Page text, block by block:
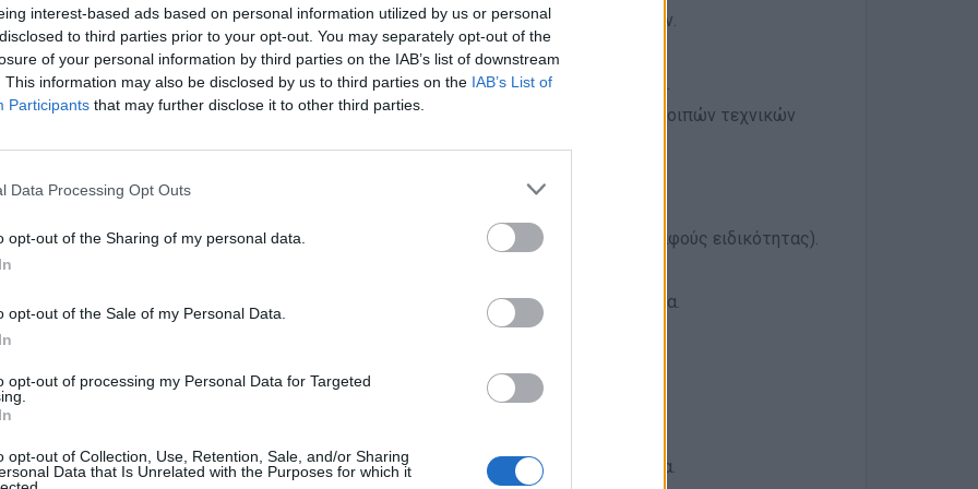
interest-based ads based on personal information utilized by us or personal
to third parties prior to your opt-out. You may separately opt-out of the
of your personal information by third parties on the IAB’s list of downstream
This information may also be disclosed by us to third parties on the IAB’s List of
Participants that may further disclose it to other third parties.
Data Processing Opt Outs
opt-out of the Sharing of my personal data.
opt-out of the Sale of my Personal Data.
opt-out of processing my Personal Data for Targeted
opt-out of Collection, Use, Retention, Sale, and/or Sharing
Data that Is Unrelated with the Purposes for which it
Προετοιμασία λογαριασμών, πιστοποιήσεων και λοιπών τεχνικών εγγράφων.
Παρακολούθηση συμβάσεων και οικονομικού αντικειμένου έργων.
Συνεργασία με επιβλέποντες μηχανικούς, εργοτάξια και δημόσιες υπηρεσίες.
Υποστήριξη στη σύνταξη Ανακεφαλαιωτικών Πινάκων Εργασιών (ΑΠΕ) και λοιπών τεχνικών
Απαραίτητα Προσόντα
Πτυχίο Μηχανικού (Πολιτικού, Τοπογράφου, Μηχανολόγου Μηχανικού ή συναφούς ειδικότητας).
Εμπειρία στη σύνταξη επιμετρήσεων και λογαριασμών θα εκτιμηθεί ιδιαίτερα.
Ανταγωνιστικό πακέτο αποδοχών, ανάλογα με τα προσόντα και την εμπειρία.